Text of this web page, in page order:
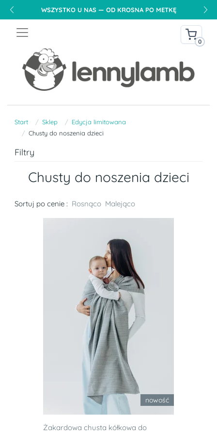
WSZYSTKO U NAS — OD KROSNA PO METKĘ
0
Start Sklep
Edycja limitowana
Chusty do noszenia dzieci
Filtry
Chusty do noszenia dzieci
Sortuj po cenie : Rosnąco Malejąco
nowość
Żakardowa chusta kółkowa do